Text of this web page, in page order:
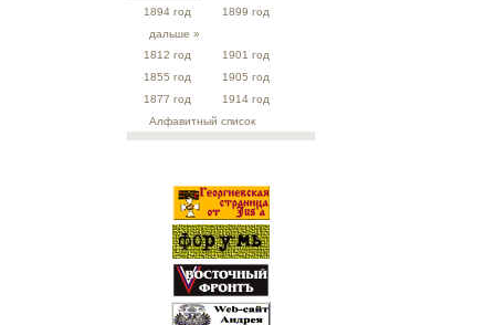
1894 год
1899 год
дальше »
1812 год
1901 год
1855 год
1905 год
1877 год
1914 год
Алфавитный список